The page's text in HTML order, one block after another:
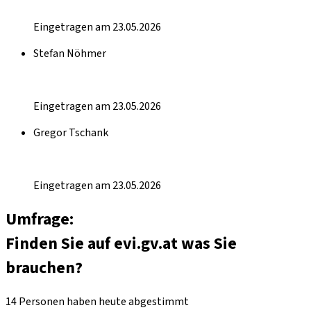
Eingetragen am 23.05.2026
Stefan Nöhmer
Eingetragen am 23.05.2026
Gregor Tschank
Eingetragen am 23.05.2026
Umfrage:
Finden Sie auf evi.gv.at was Sie
brauchen?
14 Personen haben heute abgestimmt